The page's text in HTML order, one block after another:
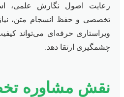
رعایت اصول نگارش علمی،
تخصصی و حفظ انسجام متن،
ویراستاری حرفه‌ای می‌تواند
چشمگیری ارتقا دهد.
نقش مشاوره